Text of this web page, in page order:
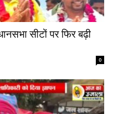
सीटों पर फिर बढ़ी
0